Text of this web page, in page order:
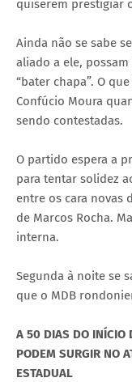
quiserem prestigiar
Ainda não se sabe
aliado a ele,
“bater chapa”. O
Confúcio Moura
sendo contestadas.
O partido espera a
para tentar solidez
entre os cara novas
de Marcos Rocha.
interna.
Segunda à noite se
que o MDB
A 50 DIAS DO INÍCIO
PODEM SURGIR NO
ESTADUAL